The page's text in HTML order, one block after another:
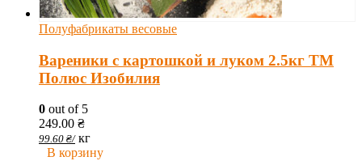
Полуфабрикаты весовые
Вареники с картошкой и луком 2.5кг ТМ
Полюс Изобилия
0 out of 5
249.00 ₴
99.60 ₴/ кг
В корзину